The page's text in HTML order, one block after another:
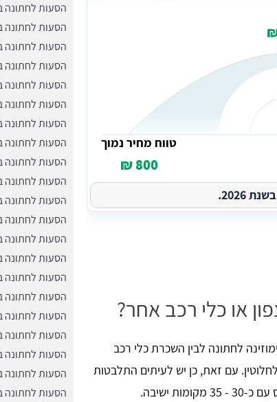
טווח מחיר נמוך
800 ₪
2026.
או כלי רכב אחר?
לחתונה לבין השכרת כלי רכב
עם זאת, כן יש לעיתים התלבטות
הסעות לחתונה
הסעות לחתונה
הסעות לחתונה
הסעות לחתונה
הסעות לחתונה
הסעות לחתונה
הסעות לחתונה
הסעות לחתונה
הסעות לחתונה
הסעות לחתונה
הסעות לחתונה
הסעות לחתונה
הסעות לחתונה
הסעות לחתונה
הסעות
הסעות לחתונה
הסעות לחתונה
הסעות לחתונה
הסעות לחתונה
הסעות לחתונה
הסעות לחתונה